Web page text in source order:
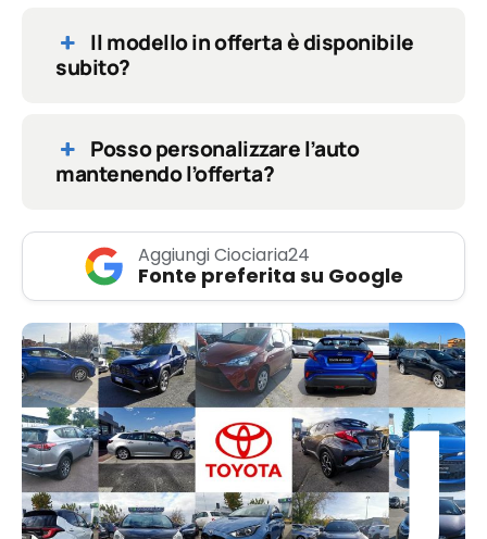
Il modello in offerta è disponibile
subito?
Posso personalizzare l’auto
mantenendo l’offerta?
Aggiungi Ciociaria24
Fonte preferita su Google